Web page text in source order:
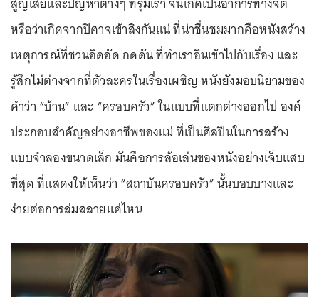
หรือว่าเกิดจากปิศาจเข้าสิงกันแน่ ที่น่าชื่นชมมากคือหนังสร้าง
เหตุการณ์ที่ชวนอึดอัด กดดัน ที่ทำเราอินเข้าไปกับเรื่อง และ
รู้สึกไม่ต่างจากที่ตัวละครในเรื่องเผชิญ หนังยังมอบนิยามของ
คำว่า “บ้าน” และ “ครอบครัว” ในแบบที่แตกต่างออกไป องค์
ประกอบสำคัญอย่างอาชีพของแม่ ที่เป็นศิลปินในการสร้าง
แบบจำลองขนาดเล็ก มันคือการล้อเล่นของหนังอย่างเจ็บแสบ
ที่สุด ที่แสดงให้เห็นว่า “สถาบันครอบครัว” นั้นบอบบางและ
ง่ายต่อการล่มสลายแค่ไหน